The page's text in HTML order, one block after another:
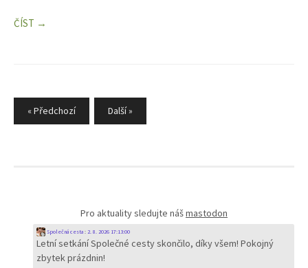
ČÍST →
Stránkování
příspěvků
« Předchozí Další »
Pro aktuality sledujte nášmastodon
Společná cesta: 2. 8. 2026 17:13:00
Letní setkání Společné cesty skončilo, díky všem! Pokojný
zbytek prázdnin!